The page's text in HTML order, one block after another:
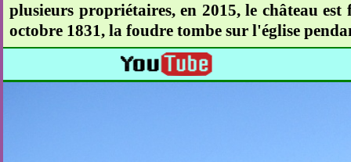
plusieurs propriétaires, en 2015, le château
octobre 1831, la foudre tombe sur l'église